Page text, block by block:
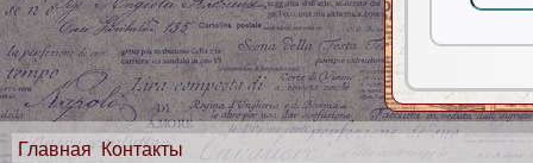
Главная Контакты